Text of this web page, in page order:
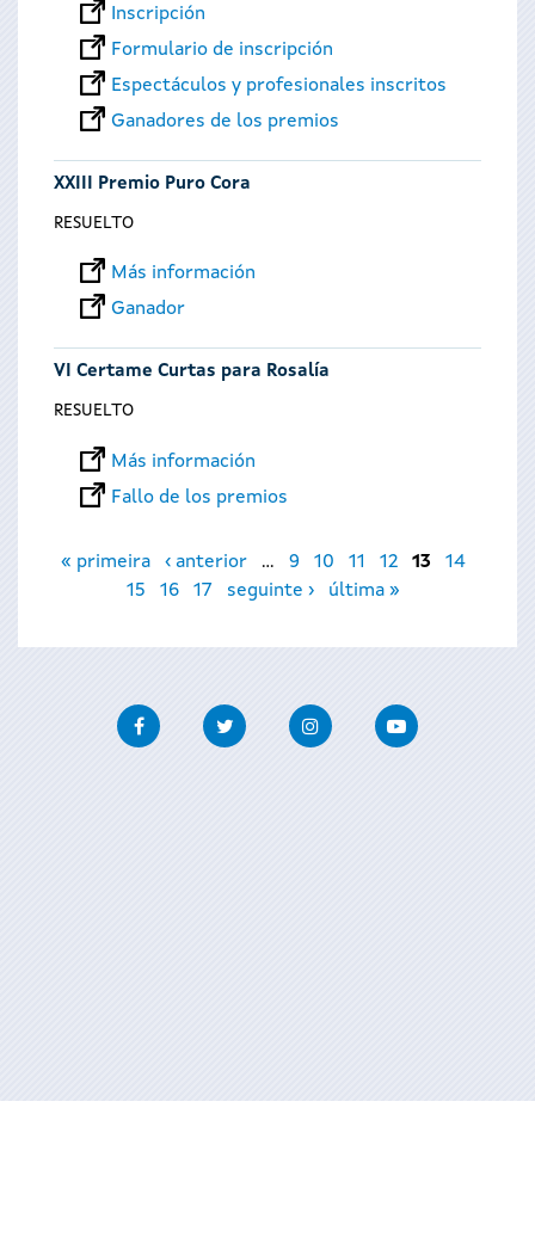
Inscripción
Formulario de inscripción
Espectáculos y profesionales inscritos
Ganadores de los premios
XXIII Premio Puro Cora
RESUELTO
Más información
Ganador
VI Certame Curtas para Rosalía
RESUELTO
Más información
Fallo de los premios
Páginas
« primeira ‹ anterior … 9 10 11 12 13
14
15
16 17 seguinte › última »
FacebookTwitter InstagramYoutube